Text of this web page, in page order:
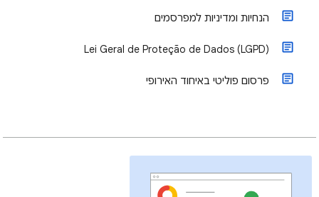
הנחיות ומדיניות למפרסמים
Lei Geral de Proteção de Dados (LGPD)
פרסום פוליטי באיחוד האירופי